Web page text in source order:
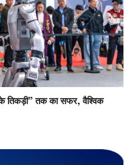
तिकड़ी” तक का सफर, वैश्विक